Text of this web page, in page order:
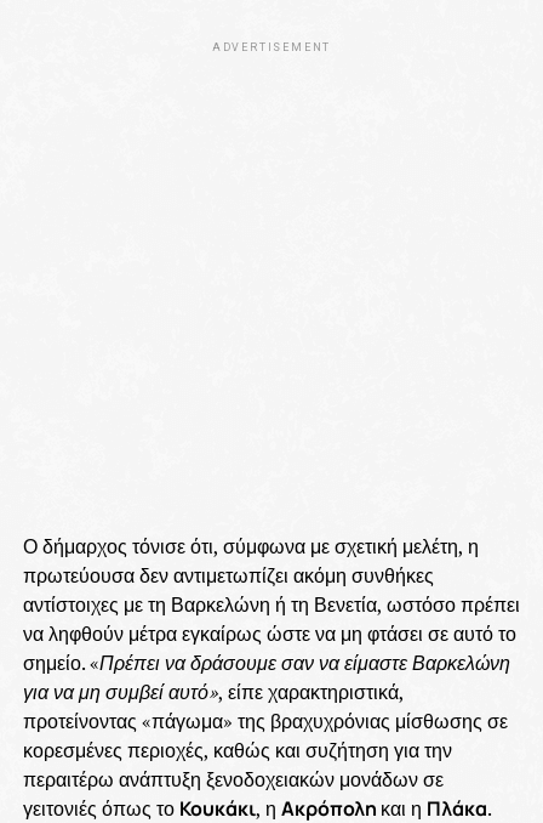
ADVERTISEMENT
Ο δήμαρχος τόνισε ότι, σύμφωνα με σχετική μελέτη, η
πρωτεύουσα δεν αντιμετωπίζει ακόμη συνθήκες
αντίστοιχες με τη Βαρκελώνη ή τη Βενετία, ωστόσο πρέπει
να ληφθούν μέτρα εγκαίρως ώστε να μη φτάσει σε αυτό το
σημείο. «Πρέπει να δράσουμε σαν να είμαστε Βαρκελώνη
για να μη συμβεί αυτό», είπε χαρακτηριστικά,
προτείνοντας «πάγωμα» της βραχυχρόνιας μίσθωσης σε
κορεσμένες περιοχές, καθώς και συζήτηση για την
περαιτέρω ανάπτυξη ξενοδοχειακών μονάδων σε
γειτονιές όπως το Κουκάκι, η Ακρόπολη και η Πλάκα.